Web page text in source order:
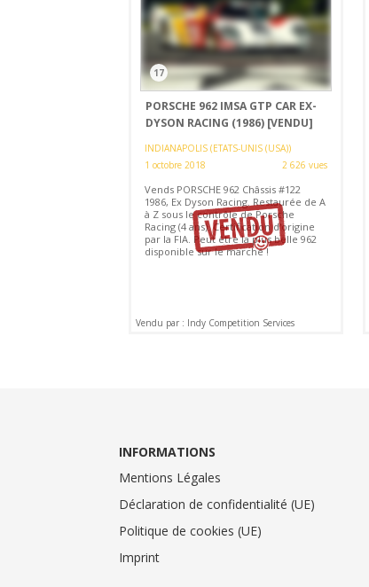
17
PORSCHE 962 IMSA GTP CAR EX-
DYSON RACING (1986) [VENDU]
INDIANAPOLIS (ETATS-UNIS (USA))
1 octobre 2018
2 626 vues
Vends PORSCHE 962 Châssis #122
1986, Ex Dyson Racing. Restaurée de A
à Z sous le contrôle de Porsche
Racing (4 ans). Certification d'origine
par la FIA. Peut être la plus belle 962
disponible sur le marché !
Vendu par : Indy Competition Services
INFORMATIONS
Mentions Légales
Déclaration de confidentialité (UE)
Politique de cookies (UE)
Imprint